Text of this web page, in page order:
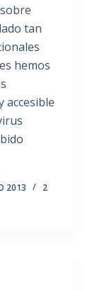
tan
hemos
accesible
2013
2